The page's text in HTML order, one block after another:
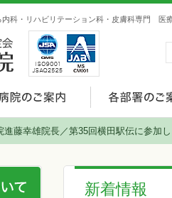
科・リハビリテーション科・皮膚科専門 医
進藤幸雄院長／第35回横田駅伝に参加
新着情報